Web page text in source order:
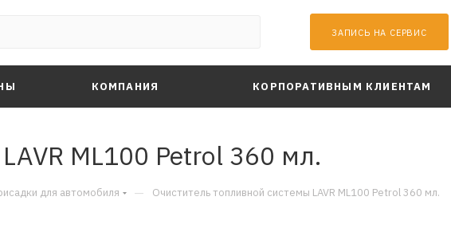
ЗАПИСЬ НА СЕРВИС
КОМПАНИЯ КОРПОРАТИВНЫМ КЛИЕНТАМ
ML100 Petrol 360 мл.
для автомобиля — Очиститель топливной системы LAVR ML100 Petrol 360 мл.